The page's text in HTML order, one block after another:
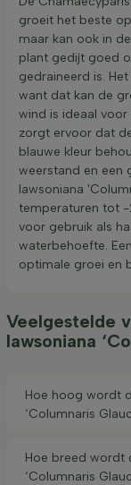
groeit het beste
maar kan ook in
plant gedijt goed
gedraineerd is.
want dat kan de
wind is ideaal
zorgt ervoor dat
blauwe kleur
weerstand en een
lawsoniana
temperaturen tot -
voor gebruik als
waterbehoefte.
optimale groei en
Veelgestelde
lawsoniana
Hoe hoog wordt
‘Columnaris
Hoe breed wordt
‘Columnaris